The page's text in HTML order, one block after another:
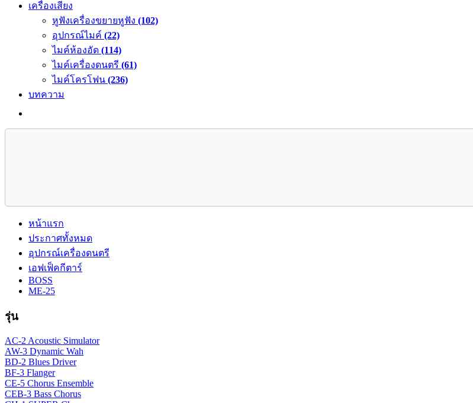
เครื่องเสียง
หูฟังเครื่องขยายหูฟัง (102)
อุปกรณ์ไมค์ (22)
ไมค์ห้องอัด (114)
ไมค์เครื่องดนตรี (61)
ไมค์โครโฟน (236)
บทความ
หน้าแรก
ประกาศทั้งหมด
อุปกรณ์เครื่องดนตรี
เอฟเฟ็คกีตาร์
BOSS
ME-25
รุ่น
AC-2 Acoustic Simulator
AW-3 Dynamic Wah
BD-2 Blues Driver
BF-3 Flanger
CE-5 Chorus Ensemble
CEB-3 Bass Chorus